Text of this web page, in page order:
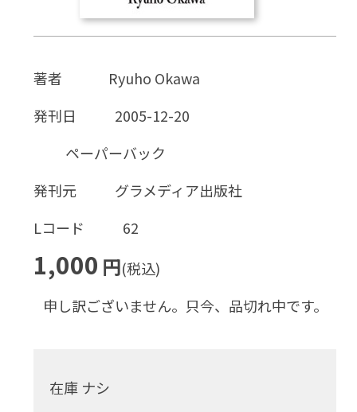
著者
Ryuho Okawa
発刊日
2005-12-20
ペーパーバック
発刊元
グラメディア出版社
Lコード
62
1,000 円(税込)
申し訳ございません。只今、品切れ中です。
在庫 ナシ